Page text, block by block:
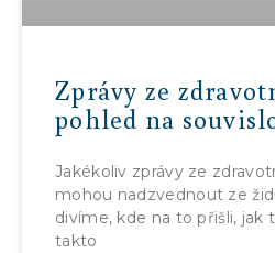
Zprávy ze
pohled na
Jakékoliv zprávy ze
mohou nadzvednout ze
divíme, kde na to přišli, jak
takto